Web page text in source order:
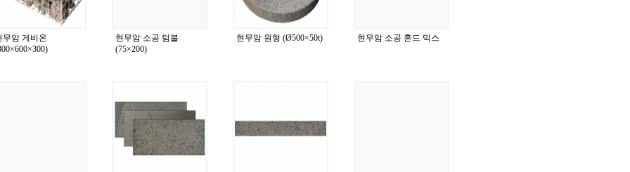
무암 게비온
현무암 소공 텀블
(75×200)
현무암 원형 (Ø500×50t) 현무암 소공 혼드 믹스